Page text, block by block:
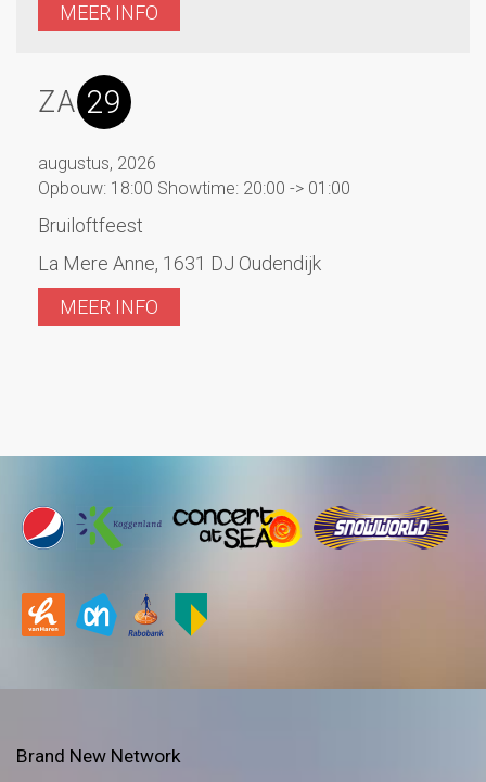
MEER INFO
ZA 29
augustus, 2026
Opbouw: 18:00 Showtime: 20:00 -> 01:00
Bruiloftfeest
La Mere Anne, 1631 DJ Oudendijk
MEER INFO
Brand New Network